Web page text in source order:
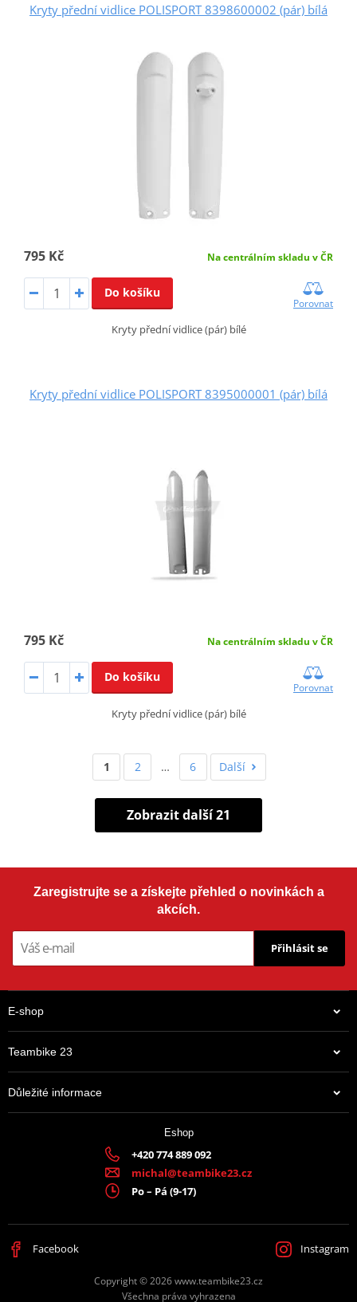
Kryty přední vidlice POLISPORT 8398600002 (pár) bílá
795 Kč Na centrálním skladu v ČR
Do košíku
Porovnat
Kryty přední vidlice (pár) bílé
Kryty přední vidlice POLISPORT 8395000001 (pár) bílá
795 Kč Na centrálním skladu v ČR
Do košíku
Porovnat
Kryty přední vidlice (pár) bílé
1 2 … 6 Další
Zobrazit další 21
Zaregistrujte se a získejte přehled o novinkách a
akcích.
Přihlásit se
E-shop
Teambike 23
Důležité informace
Eshop
+420 774 889 092
michal@teambike23.cz
Po – Pá (9-17)
Facebook Instagram
Copyright © 2026 www.teambike23.cz
Všechna práva vyhrazena